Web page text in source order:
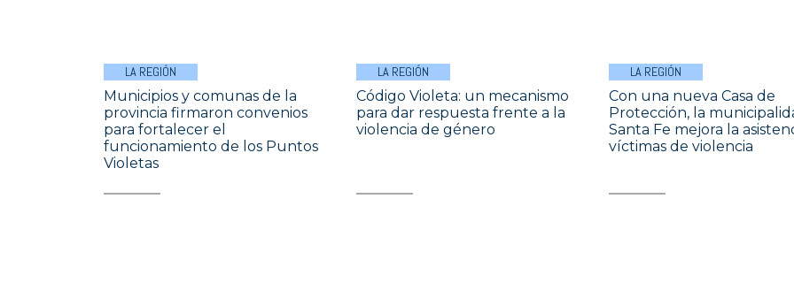
LA REGIÓN
Municipios y comunas de la
provincia firmaron convenios
para fortalecer el
funcionamiento de los Puntos
Violetas
LA REGIÓN
Código Violeta: un mecanismo
para dar respuesta frente a la
violencia de género
LA REGIÓN
Con una nueva Casa de
Protección, la
Santa Fe mejora la
víctimas de violencia